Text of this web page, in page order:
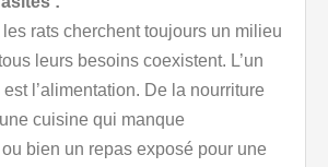
les rats cherchent toujours un milieu
leurs besoins coexistent. L’un
l’alimentation. De la nourriture
cuisine qui manque
bien un repas exposé pour une